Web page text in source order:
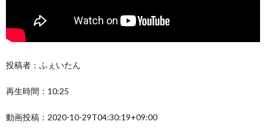
投稿者：ふぇいたん
再生時間：10:25
動画投稿：2020-10-29T04:30:19+09:00